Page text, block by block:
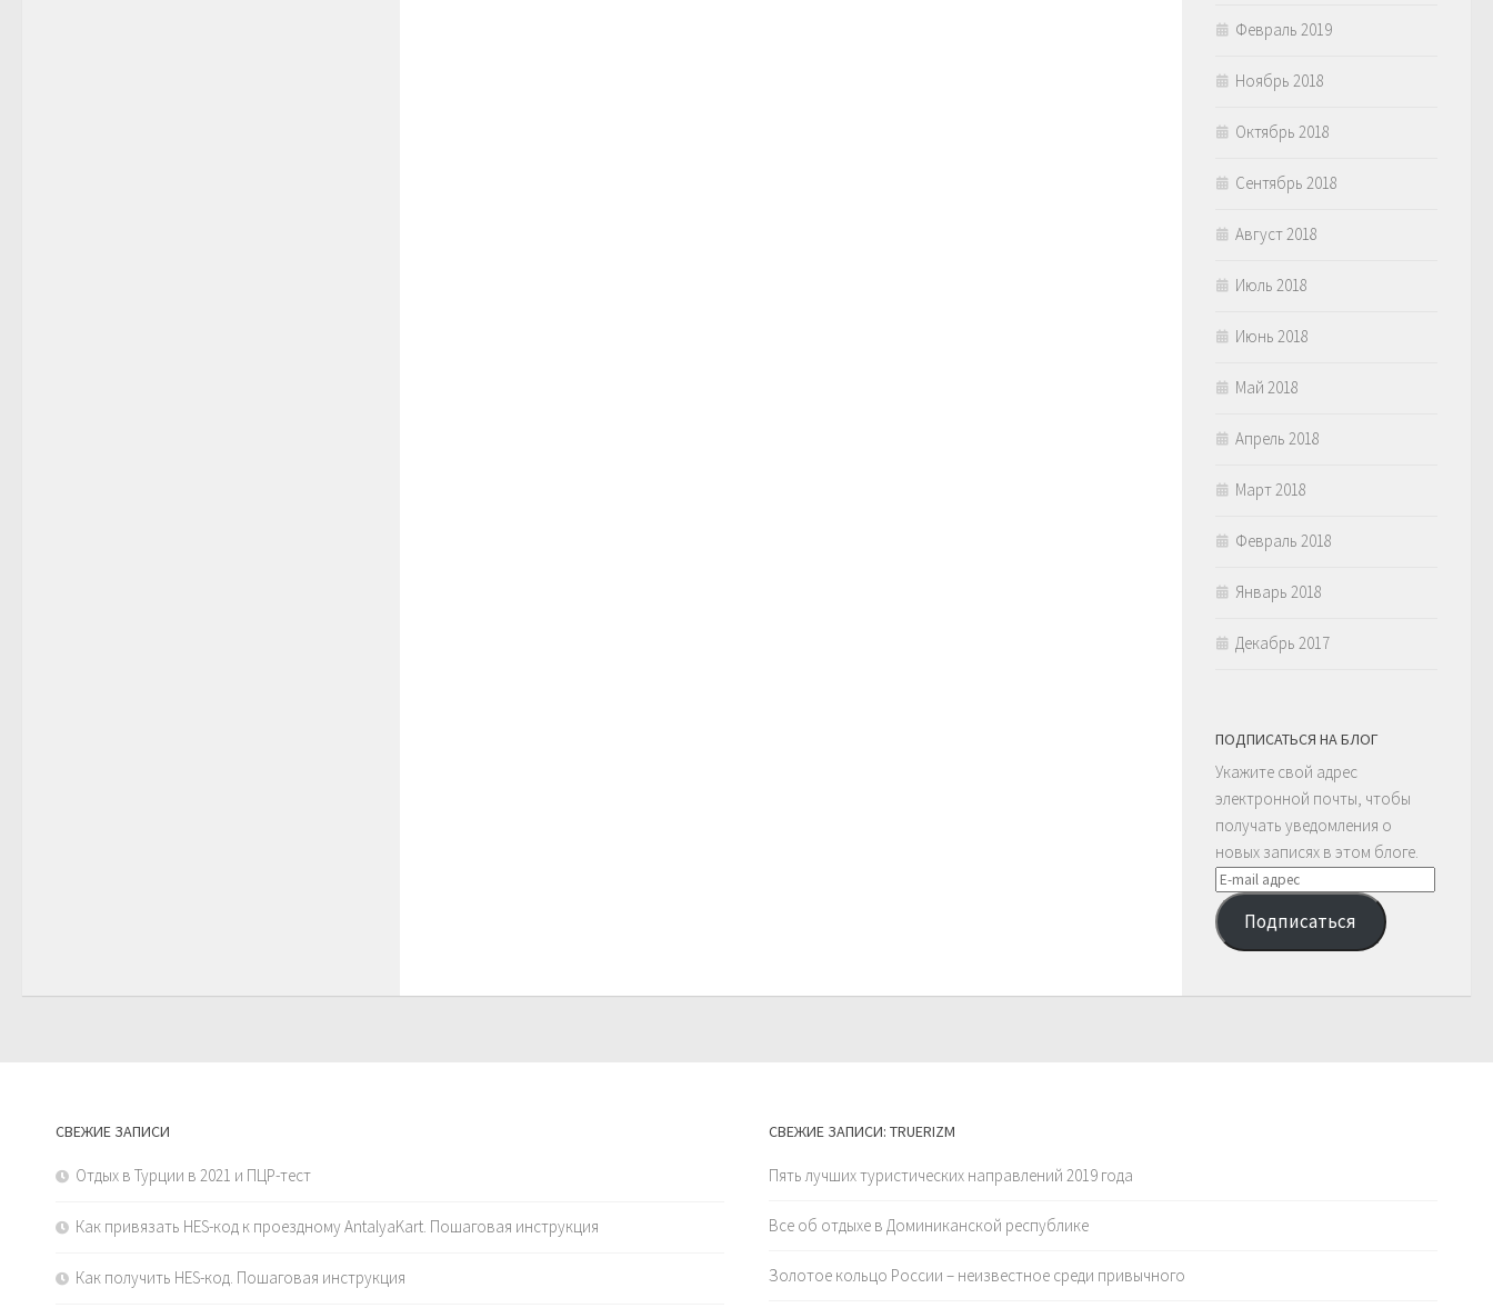
Февраль 2019
Ноябрь 2018
Октябрь 2018
Сентябрь 2018
Август 2018
Июль 2018
Июнь 2018
Май 2018
Апрель 2018
Март 2018
Февраль 2018
Январь 2018
Декабрь 2017
ПОДПИСАТЬСЯ НА БЛОГ
Укажите свой адрес
электронной почты, чтобы
получать уведомления о
новых записях в этом блоге.
E-
mail
адресПодписаться
СВЕЖИЕ ЗАПИСИ
Отдых в Турции в 2021 и ПЦР-тест
Как привязать HES-код к проездному AntalyaKart. Пошаговая инструкция
Как получить HES-код. Пошаговая инструкция
СВЕЖИЕ ЗАПИСИ: TRUERIZM
Пять лучших туристических направлений 2019 года
Все об отдыхе в Доминиканской республике
Золотое кольцо России – неизвестное среди привычного